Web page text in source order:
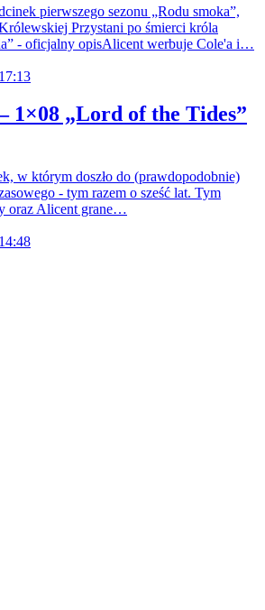
pierwszego sezonu „Rodu smoka”,
Przystani po śmierci króla
- oficjalny opisAlicent werbuje Cole'a i…
1×08 „Lord of the Tides”
w którym doszło do (prawdopodobnie)
- tym razem o sześć lat. Tym
oraz Alicent grane…